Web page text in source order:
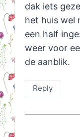
dak iets
het huis wel
een half
weer voor
de aanblik.
Reply